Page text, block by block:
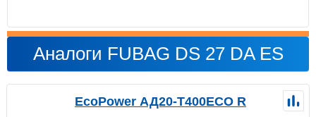
Аналоги FUBAG DS 27 DA ES
EcoPower АД20-T400ECO R